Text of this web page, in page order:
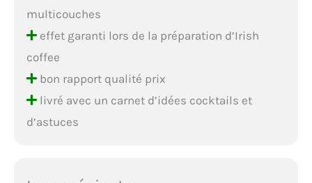
multicouches
effet garanti lors de la préparation d’Irish
coffee
bon rapport qualité prix
livré avec un carnet d’idées cocktails et
d’astuces